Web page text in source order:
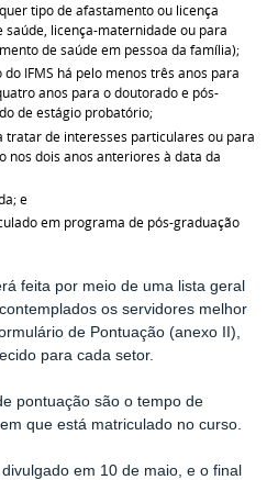
tipo de afastamento ou licença
licença-maternidade ou para
de saúde em pessoa da família);
IFMS há pelo menos três anos para
anos para o doutorado e pós-
de estágio probatório;
tratar de interesses particulares ou para
nos dois anos anteriores à data da
e
em programa de pós-graduação
feita por meio de uma lista geral
os servidores melhor
de Pontuação (anexo II),
para cada setor.
pontuação são o tempo de
que está matriculado no curso.
em 10 de maio, e o final